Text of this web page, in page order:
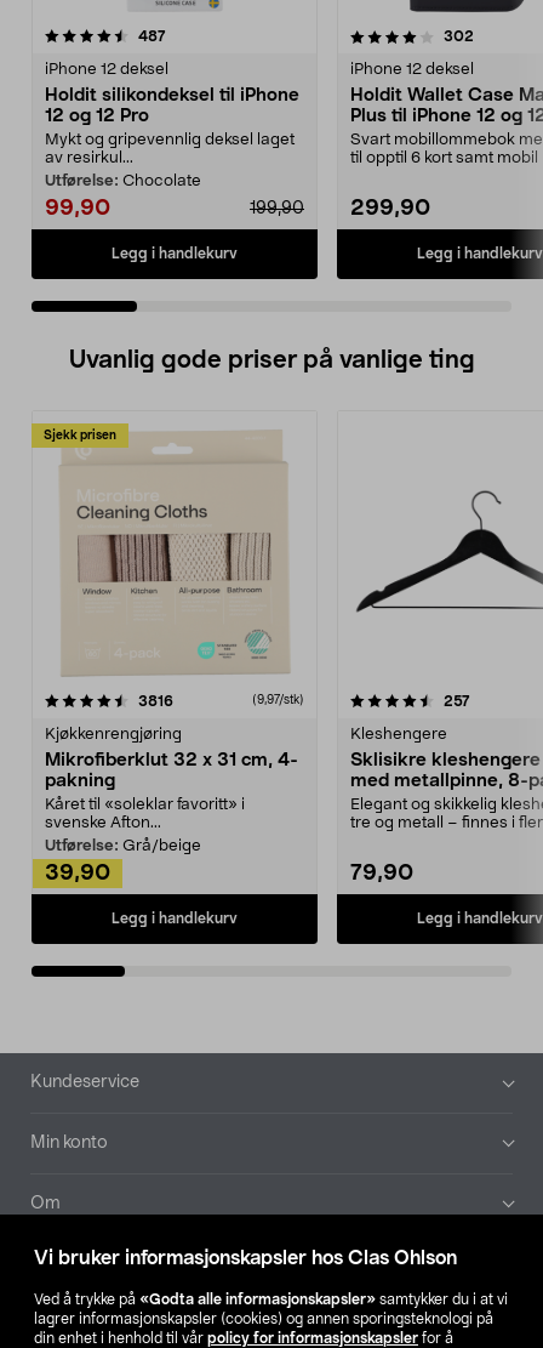
Vi bruker informasjonskapsler hos Clas Ohlson
Ved å trykke på «Godta alle informasjonskapsler» samtykker du i at vi
lagrer informasjonskapsler (cookies) og annen sporingsteknologi på
din enhet i henhold til vår policy for informasjonskapsler for å
487anmeldelser
iPhone 12 deksel
Holdit silikondeksel til iPhone
12 og 12 Pro
Mykt og gripevennlig deksel laget
av resirkul...
Utførelse: Chocolate
99,90 199,90
Legg i handlekurv
4.0 av 5 stjerner 302
iPhone 12 deksel
Holdit Wallet Case
Plus til iPhone 12 og
Svart mobillommebok
til opptil 6 kort samt
299,90
Legg i handlekurv
4.0 av 5 stjerner
Uvanlig gode priser på vanlige ting
Sjekk prisen
3816anmeldelser(9,97/stk)
Kjøkkenrengjøring
Mikrofiberklut 32 x 31 cm, 4-
pakning
Kåret til «soleklar favoritt» i
svenske Afton...
Utførelse: Grå/beige
39,90
Legg i handlekurv
4.5av 5 stjerner 257
Kleshengere
Sklisikre
med metallpinne, 8-
Elegant og skikkelig
tre og metall – finnes i
79,90
Legg i handlekurv
4.5av 5 stjerner
Bunntekst
Kundeservice
Min konto
Om
Aktuelt
Våre selskaper